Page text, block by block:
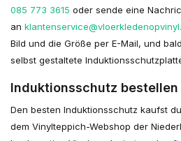
085 773 3615 oder sende eine
an
Bild und die Größe per E-Mail, und
selbst gestaltete
Induktionsschutz bestellen
Den besten Induktionsschutz kaufst
dem Vinylteppich-Webshop der